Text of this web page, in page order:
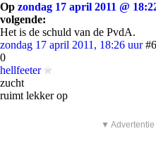
Op zondag 17 april 2011 @
volgende:
Het is de schuld van de PvdA.
zondag 17 april 2011, 18:26 uur #6
0
hellfeeter
zucht
ruimt lekker op
▼